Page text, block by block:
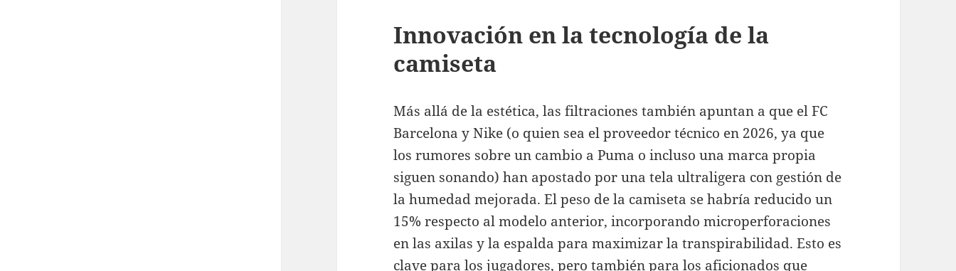
Innovación en la tecnología de la
camiseta
Más allá de la estética, las filtraciones también apuntan a que el FC
Barcelona y Nike (o quien sea el proveedor técnico en 2026, ya que
los rumores sobre un cambio a Puma o incluso una marca propia
siguen sonando) han apostado por una tela ultraligera con gestión de
la humedad mejorada. El peso de la camiseta se habría reducido un
15% respecto al modelo anterior, incorporando microperforaciones
en las axilas y la espalda para maximizar la transpirabilidad. Esto es
clave para los jugadores, pero también para los aficionados que